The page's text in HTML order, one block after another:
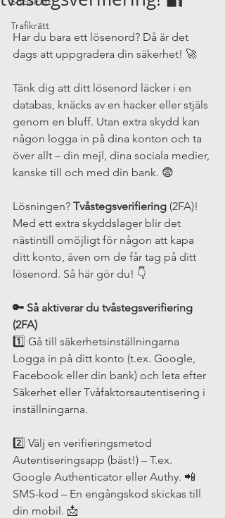
Trafikrätt
Har du bara ett lösenord? Då är det
dags att uppgradera din säkerhet! 🚀
Tänk dig att ditt lösenord läcker i en
databas, knäcks av en hacker eller stjäls
genom en bluff. Utan extra skydd kan
någon logga in på dina konton och ta
över allt – din mejl, dina sociala medier,
kanske till och med din bank. 😨
Lösningen? Tvåstegsverifiering (2FA)!
Med ett extra skyddslager blir det
nästintill omöjligt för någon att kapa
ditt konto, även om de får tag på ditt
lösenord. Så här gör du! 👇
🔑 Så aktiverar du tvåstegsverifiering
(2FA)
1️⃣ Gå till säkerhetsinställningarna
Logga in på ditt konto (t.ex. Google,
Facebook eller din bank) och leta efter
Säkerhet eller Tvåfaktorsautentisering i
inställningarna.
2️⃣ Välj en verifieringsmetod
Autentiseringsapp (bäst!) – T.ex.
Google Authenticator eller Authy. 📲
SMS-kod – En engångskod skickas till
din mobil. 📩